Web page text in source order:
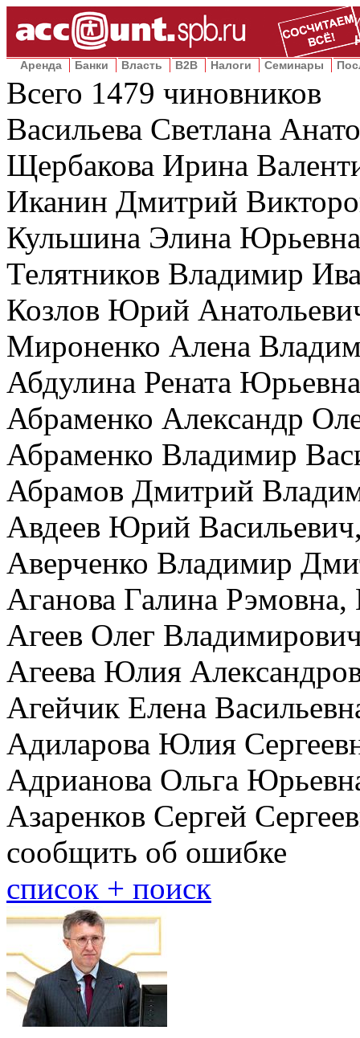
Аренда Банки Власть B2B Налоги Семинары
Всего 1479 чиновников
Васильева Светлана
Щербакова Ирина
Иканин Дмитрий
Кульшина Элина
Телятников Владимир
Козлов Юрий
Мироненко Алена
Абдулина Рената
Абраменко Александр
Абраменко Владимир
Абрамов Дмитрий
Авдеев Юрий
Аверченко Владимир
Аганова Галина
Агеев Олег
Агеева Юлия
Агейчик Елена
Адиларова Юлия
Адрианова Ольга
Азаренков Сергей
сообщить об ошибке
cписок + поиск